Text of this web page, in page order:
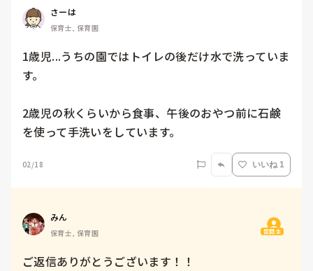
さーは
保育士, 保育園
1歳児...うちの園ではトイレの後だけ水で洗っていま
す。
2歳児の秋くらいから食事、午後のおやつ前に石鹸
を使って手洗いをしています。
02/18 いいね 1
みん
保育士, 保育園 質問主
ご返信ありがとうございます！！